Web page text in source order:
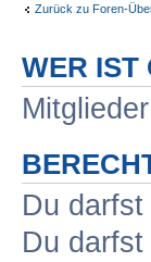
Zurück zu Foren-
WER IST
Du darfst
Du darfst